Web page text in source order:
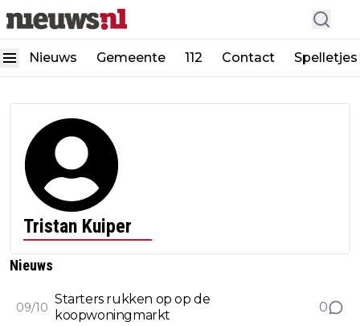
Nieuws Gemeente 112 Contact Spelletjes
Tristan Kuiper
Nieuws
09/10
Starters rukken op op de
koopwoningmarkt
0